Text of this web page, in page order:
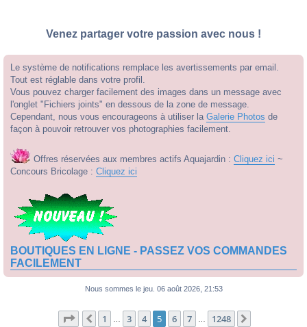
Venez partager votre passion avec nous !
Le système de notifications remplace les avertissements par email.
Tout est réglable dans votre profil.
Vous pouvez charger facilement des images dans un message avec
l'onglet "Fichiers joints" en dessous de la zone de message.
Cependant, nous vous encourageons à utiliser la Galerie Photos de
façon à pouvoir retrouver vos photographies facilement.
Offres réservées aux membres actifs Aquajardin : Cliquez ici ~
Concours Bricolage : Cliquez ici
BOUTIQUES EN LIGNE - PASSEZ VOS COMMANDES
FACILEMENT
Nous sommes le jeu. 06 août 2026, 21:53
Page sur 1248
Précédente
1 3 4 5 6 7 1248